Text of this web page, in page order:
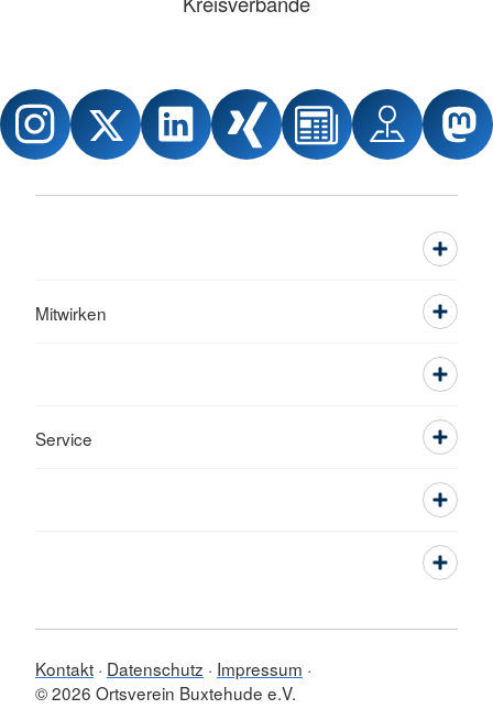
Mitwirken
Service
Kontakt Datenschutz
Impressum
© 2026 Ortsverein Buxtehude e.V.